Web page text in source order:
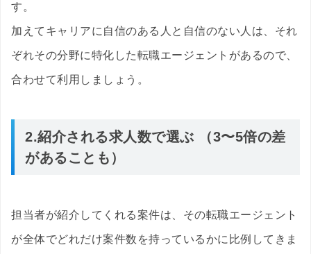
す。
加えてキャリアに自信のある人と自信のない人は、それ
ぞれその分野に特化した転職エージェントがあるので、
合わせて利用しましょう。
2.紹介される求人数で選ぶ （3〜5倍の差
があることも）
担当者が紹介してくれる案件は、その転職エージェント
が全体でどれだけ案件数を持っているかに比例してきま